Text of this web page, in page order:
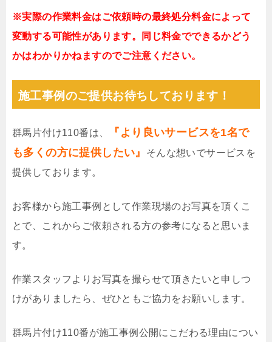
※実際の作業料金はご依頼時の最終処分料金によって
変動する可能性があります。同じ料金でできるかどう
かはわかりかねますのでご注意ください。
施工事例のご提供お待ちしております！
群馬片付け110番は、
『より良いサービスを1名で
も多くの方に提供したい』
そんな想いでサービスを
提供しております。
お客様から施工事例として作業現場のお写真を頂くこ
とで、これからご依頼される方の参考になると思いま
す。
作業スタッフよりお写真を撮らせて頂きたいと申しつ
けがありましたら、ぜひともご協力をお願いします。
群馬片付け110番が施工事例公開にこだわる理由につい